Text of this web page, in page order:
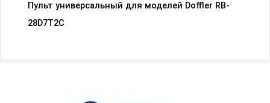
Пульт универсальный для моделей Doffler RB-
28D7T2C